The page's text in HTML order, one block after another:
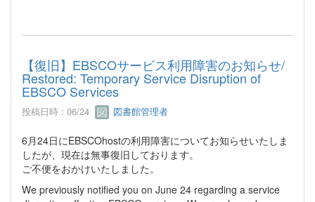
【復旧】EBSCOサービス利用障害のお知らせ/
Restored: Temporary Service Disruption of
EBSCO Services
投稿日時 : 06/24 図書館管理者
6月24日にEBSCOhostの利用障害についてお知らせいたしま
したが、現在は無事復旧しております。
ご不便をおかけいたしました。
We previously notified you on June 24 regarding a service